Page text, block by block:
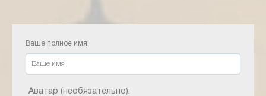
Ваше полное имя:
Аватар (необязательно):